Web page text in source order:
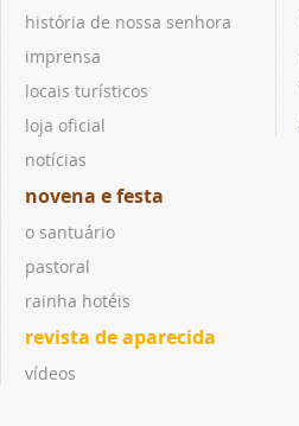
história de nossa senhora
imprensa
locais turísticos
loja oficial
notícias
novena e festa
o santuário
pastoral
rainha hotéis
revista de aparecida
vídeos